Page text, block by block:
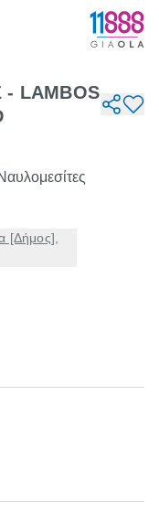
LAMBOS
[Δήμος],